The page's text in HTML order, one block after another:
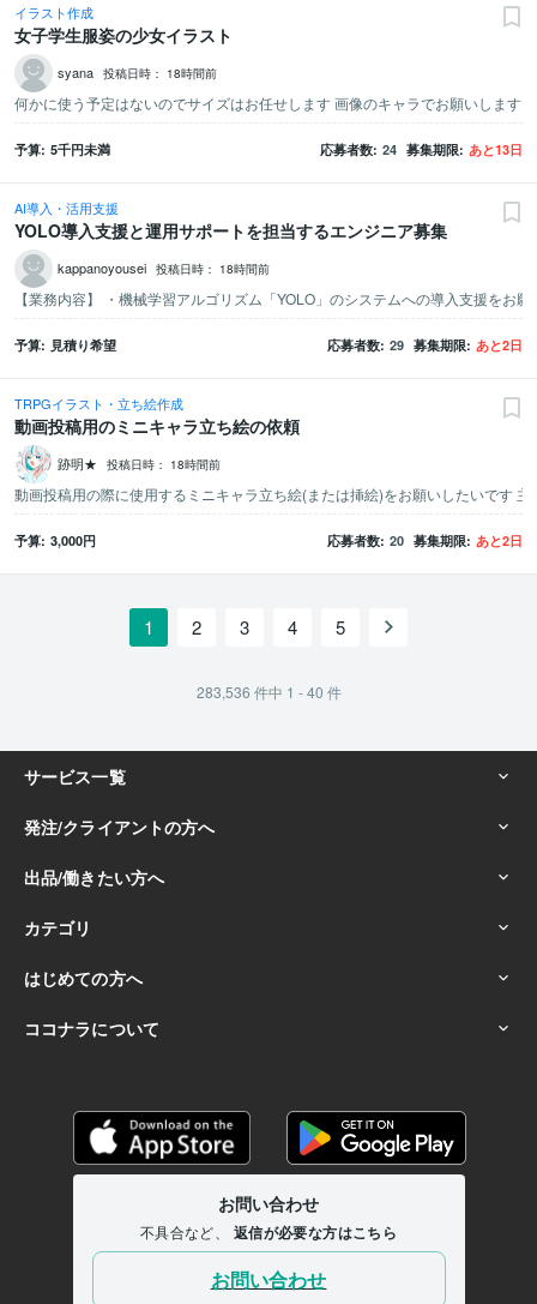
イラスト作成
女子学生服姿の少女イラスト
syana 投稿日時： 18時間前
予算 5千円未満 応募者数 24 募集期限 あと13日
AI導入・活用支援
YOLO導入支援と運用サポートを担当するエンジニア募集
kappanoyousei 投稿日時： 18時間前
予算 見積り希望 応募者数 29 募集期限 あと2日
TRPGイラスト・立ち絵作成
動画投稿用のミニキャラ立ち絵の依頼
跡明★ 投稿日時： 18時間前
予算 3,000円 応募者数 20 募集期限 あと2日
1 2 3 4 5
283,536 件中 1 - 40 件